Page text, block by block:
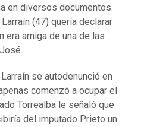
en diversos documentos.
(47) quería declarar
era amiga de una de las
se autodenunció en
comenzó a ocupar el
Torrealba le señaló que
del imputado Prieto un